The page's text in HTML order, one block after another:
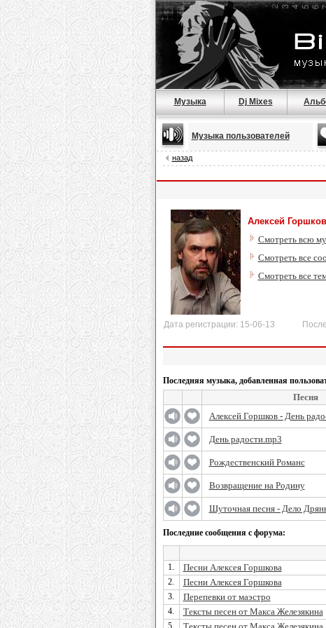
Музыка Dj Mixes
Музыка пользователей
назад
Алексей Горшков
Смотреть всю
Смотреть все
Смотреть все
Дата регистрации: 15-06-13
Последняя музыка, добавленная
Песня
Алексей Горшков - День
День радости.mp3
Рождественский Романс
Возвращение на Родину
Шуточная песня - Дело
Последние сообщения с форума:
1. Песни Алексея Горшкова
2. Песни Алексея Горшкова
3. Перепевки от маэстро
4. Тексты песен от Макса Железякина
5.